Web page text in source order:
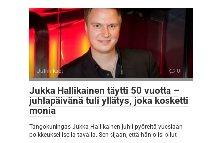
Julkkikset 0
Jukka Hallikainen täytti 50 vuotta –
juhlapäivänä tuli yllätys, joka kosketti
monia
Tangokuningas Jukka Hallikainen juhli pyöreitä vuosiaan
poikkeuksellisella tavalla. Sen sijaan, että hän olisi ollut